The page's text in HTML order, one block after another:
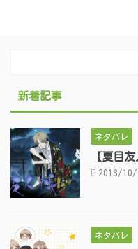
新着記事
ネタバレ
【夏目
2018/10/
ネタバレ